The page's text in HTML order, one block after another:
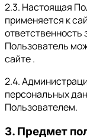
2.3. Настоящая
применяется к
ответственность
Пользователь
сайте .
2.4.
персональных
Пользователем.
3. Предмет